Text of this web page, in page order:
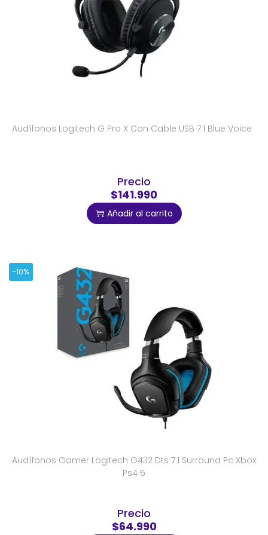
Audífonos Logitech G Pro X Con Cable USB 7.1 Blue Voice
Precio
$141.990
Añadir al carrito
-10%
Audífonos Gamer Logitech G432 Dts 7.1 Surround Pc Xbox
Ps4 5
Precio
$64.990